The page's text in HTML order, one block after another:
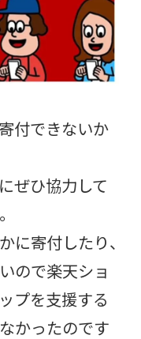
付できないか
ぜひ協力して
に寄付したり、
ので楽天ショ
プを支援する
かったのです